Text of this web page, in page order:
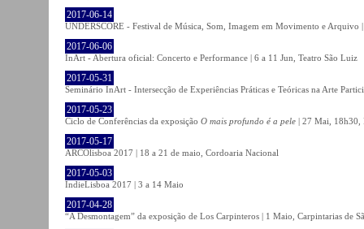
2017-06-14
UNDERSCORE - Festival de Música, Som, Imagem em Movimento e Arquivo
2017-06-06
InArt - Abertura oficial: Concerto e Performance | 6 a 11 Jun, Teatro São Luiz
2017-05-31
Seminário InArt - Intersecção de Experiências Práticas e Teóricas na Arte
2017-05-23
Ciclo de Conferências da exposição O mais profundo é a pele | 27 Mai, 18h30,
2017-05-17
ARCOlisboa 2017 | 18 a 21 de maio, Cordoaria Nacional
2017-05-03
IndieLisboa 2017 | 3 a 14 Maio
2017-04-28
“A Desmontagem” da exposição de Los Carpinteros | 1 Maio, Carpintarias de